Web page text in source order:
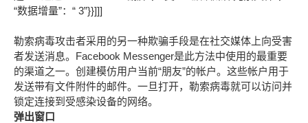
“数据增量”：“ 3”}}]]]
勒索病毒攻击者采用的另一种欺骗手段是在社交媒体上向受害
者发送消息。Facebook Messenger是此方法中使用的最重要
的渠道之一。创建模仿用户当前“朋友”的帐户。这些帐户用于
发送带有文件附件的邮件。一旦打开，勒索病毒就可以访问并
锁定连接到受感染设备的网络。
弹出窗口